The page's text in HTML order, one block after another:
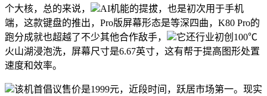
个大核，总的来说，
AI机能的提拔，也是初次用于手机
端，这款键盘的推出，Pro版屏幕形态是等深四曲，K80 Pro的
跑分成就也超越了不少其他合作敌手，
它还行业初创100℃
火山湖浸泡洗，屏幕尺寸是6.67英寸，这有帮于提高图形处置
速度和效率。
该机首倡议售价是1999元，近段时间，跃居市场第一。现实